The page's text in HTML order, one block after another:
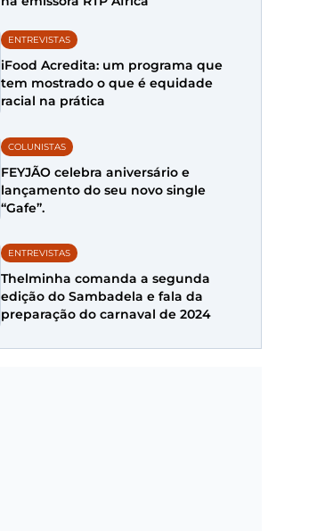
ENTREVISTAS
iFood Acredita: um programa que
tem mostrado o que é equidade
racial na prática
COLUNISTAS
FEYJÃO celebra aniversário e
lançamento do seu novo single
“Gafe”.
ENTREVISTAS
Thelminha comanda a segunda
edição do Sambadela e fala da
preparação do carnaval de 2024